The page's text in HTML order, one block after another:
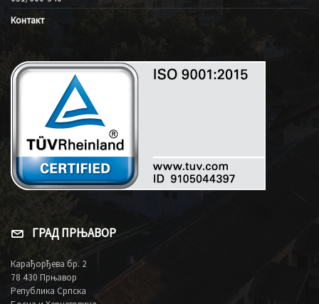
Контакт
ГРАД ПРЊАВОР
Карађорђева бр. 2
78 430 Прњавор
Република Српска